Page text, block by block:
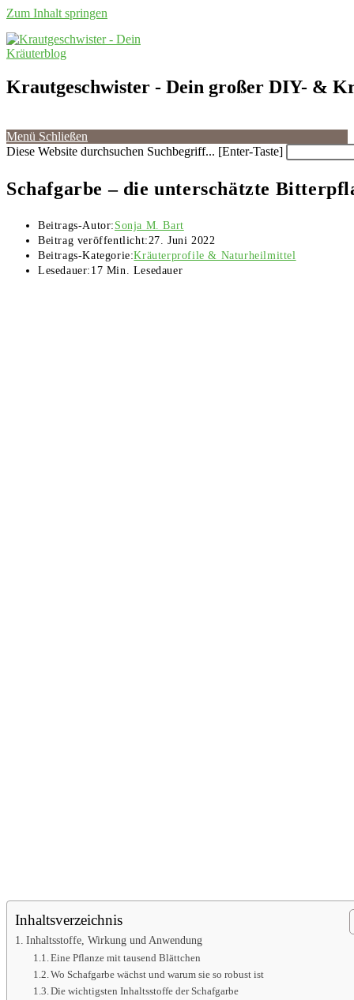
Zum Inhalt springen
Krautgeschwister - Dein großer DIY- &
Menü Schließen
Diese Website durchsuchen Suchbegriff... [Enter-Taste]
Schafgarbe – die unterschätzte
Beitrags-Autor: Sonja M. Bart
Beitrag veröffentlicht: 27. Juni 2022
Beitrags-Kategorie:Kräuterprofile & Naturheilmittel
Lesedauer: 17 Min. Lesedauer
Inhaltsverzeichnis
Inhaltsstoffe, Wirkung und Anwendung
Eine Pflanze mit tausend Blättchen
Wo Schafgarbe wächst und warum sie so robust ist
Die wichtigsten Inhaltsstoffe der Schafgarbe